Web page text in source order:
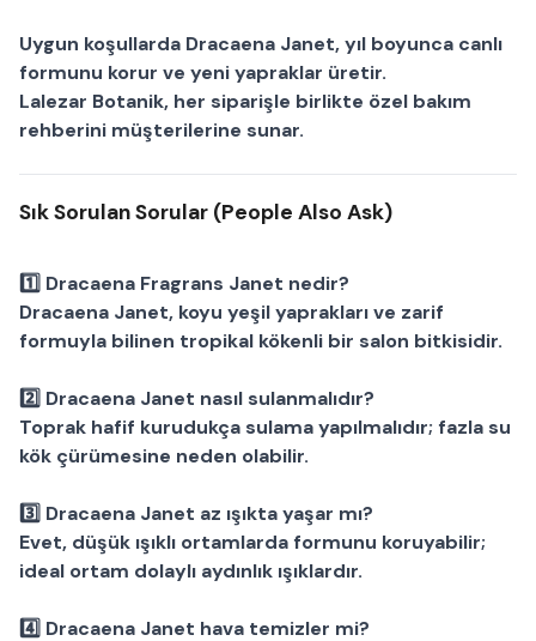
Uygun koşullarda Dracaena Janet, yıl boyunca canlı
formunu korur ve yeni yapraklar üretir.
Lalezar Botanik, her siparişle birlikte özel bakım
rehberini müşterilerine sunar.
Sık Sorulan Sorular (People Also Ask)
1️⃣ Dracaena Fragrans Janet nedir?
Dracaena Janet, koyu yeşil yaprakları ve zarif
formuyla bilinen tropikal kökenli bir salon bitkisidir.
2️⃣ Dracaena Janet nasıl sulanmalıdır?
Toprak hafif kurudukça sulama yapılmalıdır; fazla su
kök çürümesine neden olabilir.
3️⃣ Dracaena Janet az ışıkta yaşar mı?
Evet, düşük ışıklı ortamlarda formunu koruyabilir;
ideal ortam dolaylı aydınlık ışıklardır.
4️⃣ Dracaena Janet hava temizler mi?